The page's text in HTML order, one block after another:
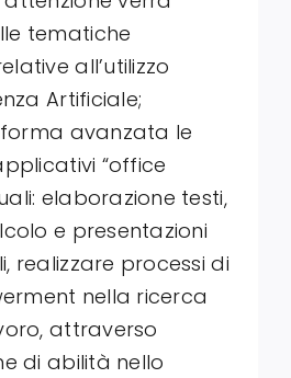
tematiche
all’utilizzo
Artificiale;
forma avanzata le
“office
elaborazione testi,
e presentazioni
realizzare processi di
nella ricerca
attraverso
di abilità nello